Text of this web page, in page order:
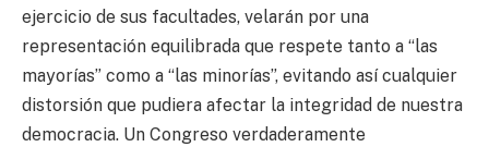
ejercicio de sus facultades, velarán por una
representación equilibrada que respete tanto a “las
mayorías” como a “las minorías”, evitando así cualquier
distorsión que pudiera afectar la integridad de nuestra
democracia. Un Congreso verdaderamente